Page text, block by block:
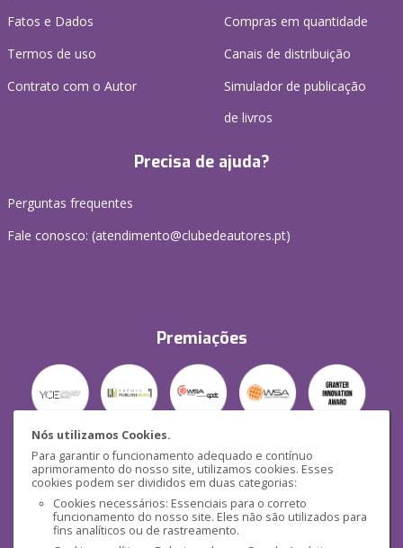
Nós utilizamos Cookies.
Para garantir o funcionamento adequado e contínuo
aprimoramento do nosso site, utilizamos cookies. Esses
cookies podem ser divididos em duas categorias:
Cookies necessários: Essenciais para o correto
funcionamento do nosso site. Eles não são utilizados para
fins analíticos ou de rastreamento.
Fatos e Dados
Termos de uso
Contrato com o Autor
Compras em quantidade
Canais de distribuição
Simulador de publicação
de livros
Precisa de ajuda?
Perguntas frequentes
Fale conosco: (atendimento@clubedeautores.pt)
Premiações
Segurança